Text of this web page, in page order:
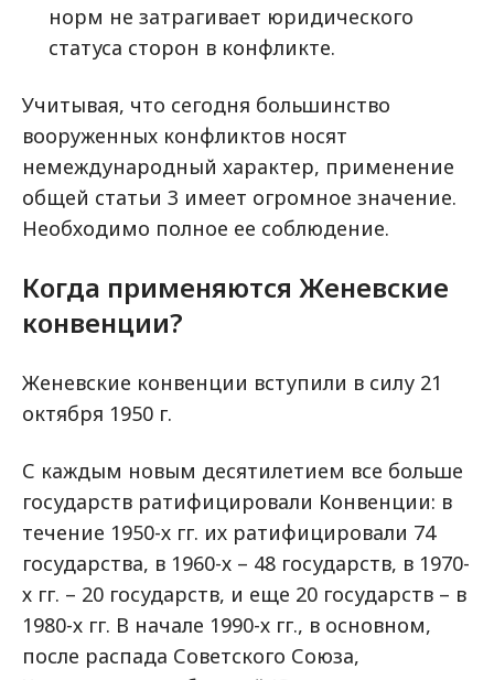
норм не затрагивает юридического
статуса сторон в конфликте.
Учитывая, что сегодня большинство
вооруженных конфликтов носят
немеждународный характер, применение
общей статьи 3 имеет огромное значение.
Необходимо полное ее соблюдение.
Когда применяются Женевские
конвенции?
Женевские конвенции вступили в силу 21
октября 1950 г.
С каждым новым десятилетием все больше
государств ратифицировали Конвенции: в
течение 1950-х гг. их ратифицировали 74
государства, в 1960-х – 48 государств, в 1970-
х гг. – 20 государств, и еще 20 государств – в
1980-х гг. В начале 1990-х гг., в основном,
после распада Советского Союза,